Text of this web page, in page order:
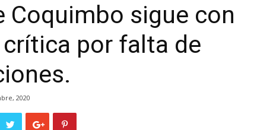
Coquimbo sigue con
por falta de
2020